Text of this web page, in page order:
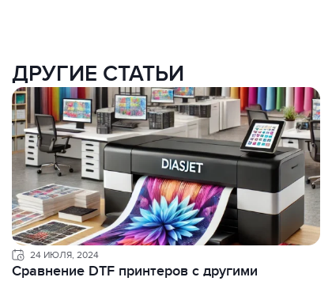
ДРУГИЕ СТАТЬИ
24 ИЮЛЯ, 2024
Сравнение DTF принтеров с другими